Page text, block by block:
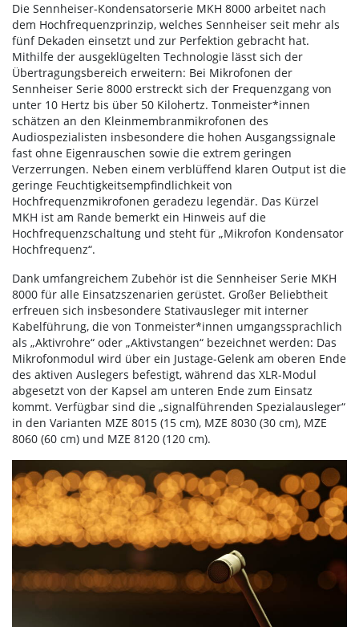
Die Sennheiser-Kondensatorserie MKH 8000 arbeitet nach
dem Hochfrequenzprinzip, welches Sennheiser seit mehr als
fünf Dekaden einsetzt und zur Perfektion gebracht hat.
Mithilfe der ausgeklügelten Technologie lässt sich der
Übertragungsbereich erweitern: Bei Mikrofonen der
Sennheiser Serie 8000 erstreckt sich der Frequenzgang von
unter 10 Hertz bis über 50 Kilohertz. Tonmeister*innen
schätzen an den Kleinmembranmikrofonen des
Audiospezialisten insbesondere die hohen Ausgangssignale
fast ohne Eigenrauschen sowie die extrem geringen
Verzerrungen. Neben einem verblüffend klaren Output ist die
geringe Feuchtigkeitsempfindlichkeit von
Hochfrequenzmikrofonen geradezu legendär. Das Kürzel
MKH ist am Rande bemerkt ein Hinweis auf die
Hochfrequenzschaltung und steht für „Mikrofon Kondensator
Hochfrequenz“.
Dank umfangreichem Zubehör ist die Sennheiser Serie MKH
8000 für alle Einsatzszenarien gerüstet. Großer Beliebtheit
erfreuen sich insbesondere Stativausleger mit interner
Kabelführung, die von Tonmeister*innen umgangssprachlich
als „Aktivrohre“ oder „Aktivstangen“ bezeichnet werden: Das
Mikrofonmodul wird über ein Justage-Gelenk am oberen Ende
des aktiven Auslegers befestigt, während das XLR-Modul
abgesetzt von der Kapsel am unteren Ende zum Einsatz
kommt. Verfügbar sind die „signalführenden Spezialausleger“
in den Varianten MZE 8015 (15 cm), MZE 8030 (30 cm), MZE
8060 (60 cm) und MZE 8120 (120 cm).